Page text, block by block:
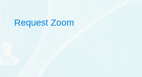
Request Zoom